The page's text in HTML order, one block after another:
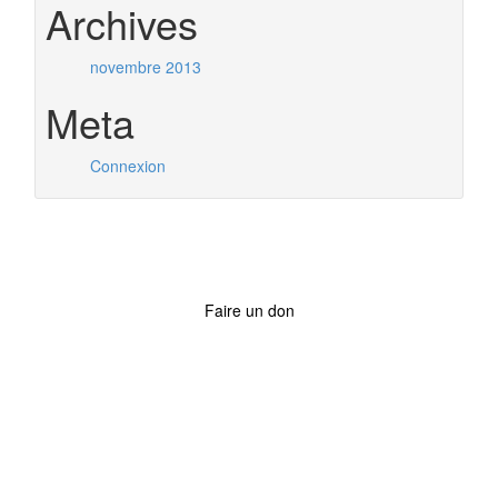
Archives
novembre 2013
Meta
Connexion
Faire un don